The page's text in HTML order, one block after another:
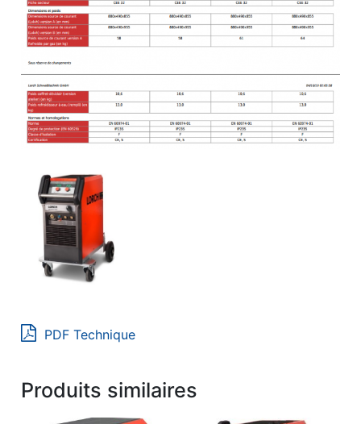
PDF Technique
Produits similaires